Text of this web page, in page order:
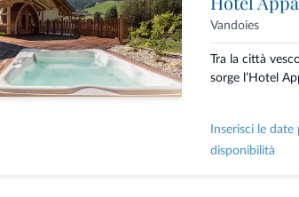
Vandoies
Tra la città
sorge l’Hotel
Inserisci le
disponibilità